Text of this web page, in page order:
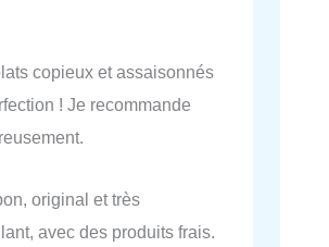
copieux et assaisonnés
! Je recommande
original et très
avec des produits frais.